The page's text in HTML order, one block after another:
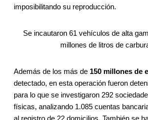
imposibilitando su reproducción.
Se incautaron 61 vehículos de alta
millones de litros de
Además de los más de 150 millones de
detectado, en esta operación fueron
para lo que se investigaron 292
físicas, analizando 1.085 cuentas
al registro de 22 domicilios. También se